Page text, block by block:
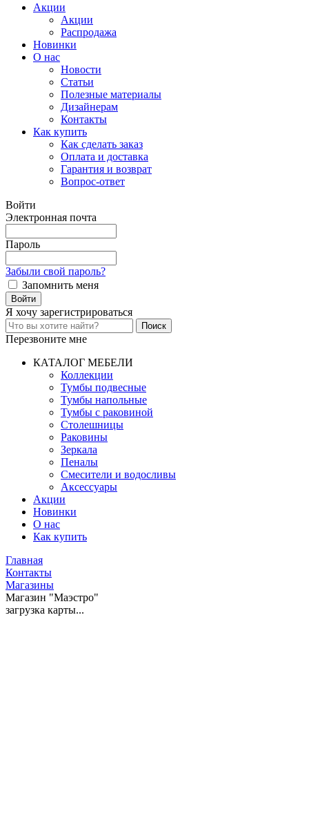
Акции
Акции
Распродажа
Новинки
О нас
Новости
Статьи
Полезные материалы
Дизайнерам
Контакты
Как купить
Как сделать заказ
Оплата и доставка
Гарантия и возврат
Вопрос-ответ
Войти
Электронная почта
Пароль
Забыли свой пароль?
Запомнить меня
Я хочу зарегистрироваться
Перезвоните мне
КАТАЛОГ МЕБЕЛИ
Коллекции
Тумбы подвесные
Тумбы напольные
Тумбы с раковиной
Столешницы
Раковины
Зеркала
Пеналы
Смесители и водосливы
Аксессуары
Акции
Новинки
О нас
Как купить
Главная
Контакты
Магазины
Магазин "Маэстро"
загрузка карты...